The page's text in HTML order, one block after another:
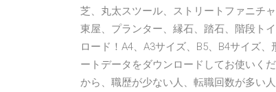
芝、丸太スツール、ストリートファニチ
東屋、プランター、縁石、踏石、階段ト
ロード！A4、A3サイズ、B5、B4サイズ
ートデータをダウンロードしてお使いく
から、職歴が少ない人、転職回数が多い